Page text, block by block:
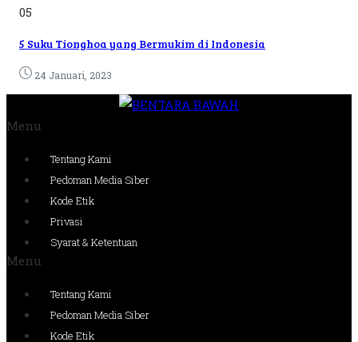
05
5 Suku Tionghoa yang Bermukim di Indonesia
24 Januari, 2023
Menu
Tentang Kami
Pedoman Media Siber
Kode Etik
Privasi
Syarat & Ketentuan
Menu
Tentang Kami
Pedoman Media Siber
Kode Etik